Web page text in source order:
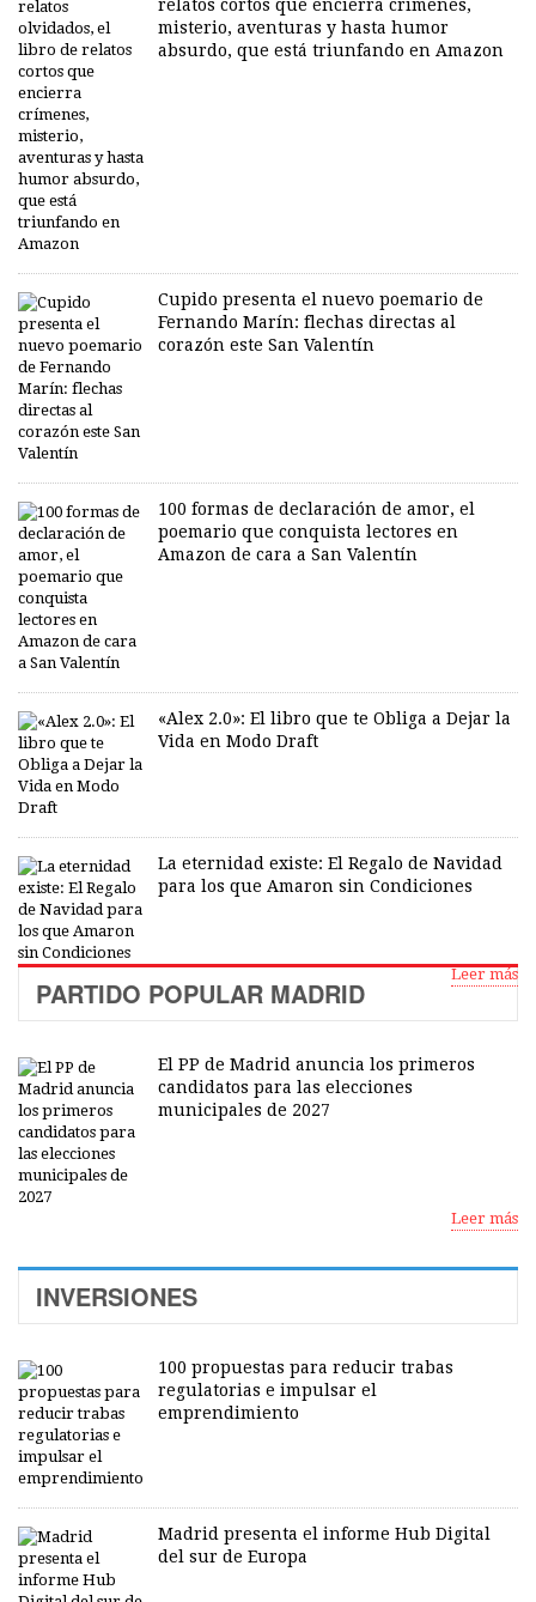
relatos cortos que encierra crímenes,
misterio, aventuras y hasta humor
absurdo, que está triunfando en Amazon
Cupido presenta el nuevo poemario de
Fernando Marín: flechas directas al
corazón este San Valentín
100 formas de declaración de amor, el
poemario que conquista lectores en
Amazon de cara a San Valentín
«Alex 2.0»: El libro que te Obliga a Dejar la
Vida en Modo Draft
La eternidad existe: El Regalo de Navidad
para los que Amaron sin Condiciones
Leer más
PARTIDO POPULAR MADRID
El PP de Madrid anuncia los primeros
candidatos para las elecciones
municipales de 2027
Leer más
INVERSIONES
100 propuestas para reducir trabas
regulatorias e impulsar el
emprendimiento
Madrid presenta el informe Hub Digital
del sur de Europa